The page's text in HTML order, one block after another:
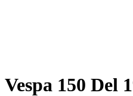
Vespa 150 Del